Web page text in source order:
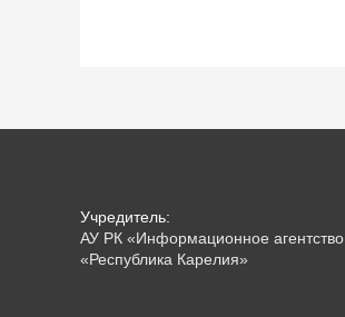
Учредитель:
АУ РК «Информационное агентство
«Республика Карелия»